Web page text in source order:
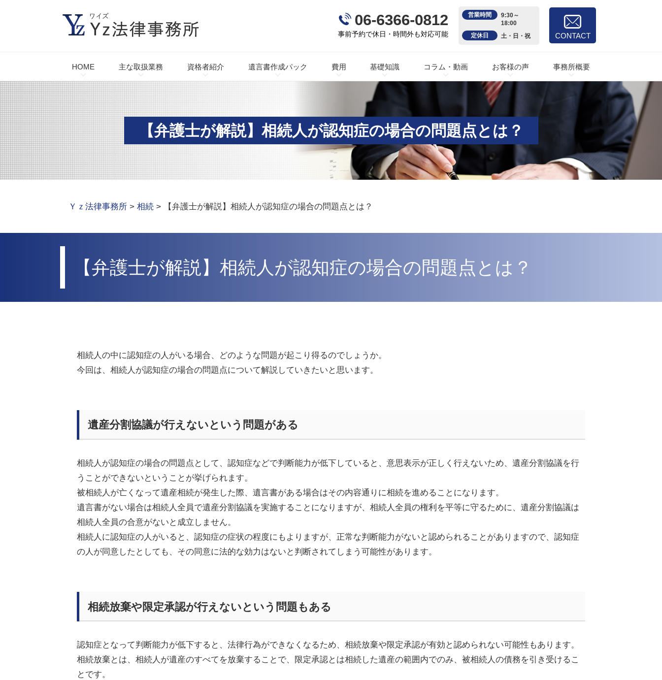
【弁護士が解説】相続人が認知症の場合の問題点とは？
06-6366-0812
事前予約で休日・時間外も対応可能
営業時間
9:30～
18:00
定休日
土・日・祝 CONTACT
HOME 主な取扱業務 資格者紹介 遺言書作成パック 費用 基礎知識 コラム・動画 お客様の声 事務所概要
Ｙｚ法律事務所 > 相続 > 【弁護士が解説】相続人が認知症の場合の問題点とは？
【弁護士が解説】相続人が認知症の場合の問題点とは？
相続人の中に認知症の人がいる場合、どのような問題が起こり得るのでしょうか。
今回は、相続人が認知症の場合の問題点について解説していきたいと思います。
遺産分割協議が行えないという問題がある
相続人が認知症の場合の問題点として、認知症などで判断能力が低下していると、意思表示が正しく行えないため、遺産分割協議を行
うことができないということ が挙げられます。
被相続人が亡くなって遺産相続が発生した際、遺言書がある場合はその内容通りに相続を進めることになります。
遺言書がない場合は相続人全員で遺産分割協議を実施することになりますが、相続人全員の権利を平等に守るために、 遺産分割協議は
相続人全員の合意がないと成立しません。
相続人に認知症の人がいると、認知症の症状の程度にもよりますが、正常な判断能力がないと認められる ことがありますので、認知症
の人が同意したとしても、その同意に法的な効力はないと判断されてしまう可能性があります。
相続放棄や限定承認が行えないという問題もある
認知症となって判断能力が低下すると、法律行為ができなくなるため、相続放棄や限定承認が有効と認められない可能性 もあります。
相続放棄とは、相続人が遺産のすべてを放棄することで、限定承認とは相続した遺産の範囲内でのみ、被相続人の債務を引き受けるこ
とです。